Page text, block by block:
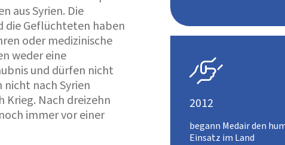
aus Syrien. Die
die Geflüchteten haben
oder medizinische
weder eine
und dürfen nicht
nach Syrien
Nach dreizehn
immer vor einer

2012
begann Medair den
Einsatz im Land